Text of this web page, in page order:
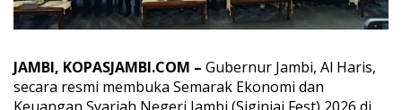
g
i
j
a
i
JAMBI, KOPASJAMBI.COM – Gubernur Jambi, Al Haris,
secara resmi membuka Semarak Ekonomi dan